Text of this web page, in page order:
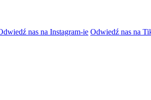
nas na Instagram-ie Odwiedź nas na